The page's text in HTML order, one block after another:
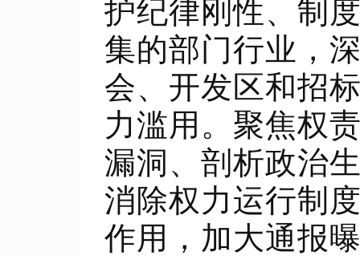
护纪律刚性、制
集的部门行业，
会、开发区和招
力滥用。聚焦权
漏洞、剖析政治
消除权力运行制
作用，加大通报